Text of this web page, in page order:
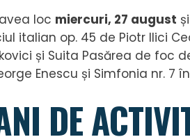
loc miercuri, 27 august și
italian op. 45 de Piotr Ilici
și Suita Pasărea de foc
Enescu și Simfonia nr. 7
DE